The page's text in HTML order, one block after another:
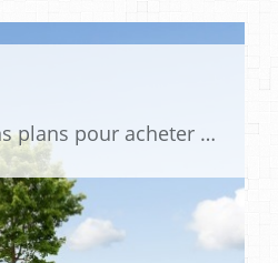
Tu es passionné de voitures miniatures ? Sur mini PDLV, tu trouveras les meilleurs bons plans pour acheter des voitures au 1:43, 1:18 ou 1:24. Tu pourras aussi découvrir des modèles de collection sous tous leurs angles. Pour ne rien louper de l'actualité des voitures miniatures, rejoins-nous !